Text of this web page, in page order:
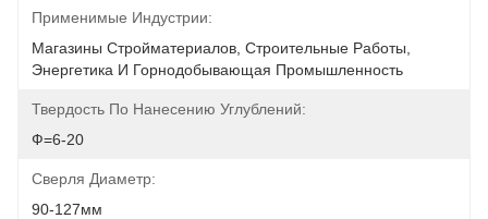
Применимые Индустрии:
Магазины Стройматериалов, Строительные Работы,
Энергетика И Горнодобывающая Промышленность
Твердость По Нанесению Углублений:
Ф=6-20
Сверля Диаметр:
90-127мм